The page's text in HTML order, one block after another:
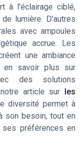
à l'éclairage ciblé,
lumière. D'autres
avec ampoules
accrue. Les
une ambiance
en savoir plus sur
des solutions
article sur les
diversité permet à
son besoin, tout en
préférences en